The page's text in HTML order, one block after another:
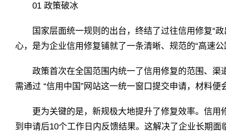
01 政策破冰
国家层面统一规则的出台，终结了过往信用修复“
心，是为企业信用修复铺就了一条清晰、规范的“高速公
政策首次在全国范围内统一了信用修复的范围、
需通过 “信用中国”网站这一统一窗口提交申请，材料
更为关键的是，新规极大地提升了修复效率。信用
到申请后10个工作日内反馈结果。这解决了企业长期